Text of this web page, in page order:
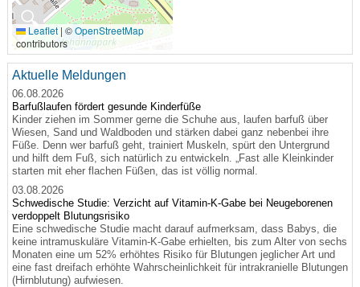
🔍
Leaflet | ©OpenStreetMap
contributors
Aktuelle Meldungen
06.08.2026
Barfußlaufen fördert gesunde Kinderfüße
Kinder ziehen im Sommer gerne die Schuhe aus, laufen barfuß über
Wiesen, Sand und Waldboden und stärken dabei ganz nebenbei ihre
Füße. Denn wer barfuß geht, trainiert Muskeln, spürt den Untergrund
und hilft dem Fuß, sich natürlich zu entwickeln. „Fast alle Kleinkinder
starten mit eher flachen Füßen, das ist völlig normal.
03.08.2026
Schwedische Studie: Verzicht auf Vitamin-K-Gabe bei Neugeborenen
verdoppelt Blutungsrisiko
Eine schwedische Studie macht darauf aufmerksam, dass Babys, die
keine intramuskuläre Vitamin-K-Gabe erhielten, bis zum Alter von sechs
Monaten eine um 52% erhöhtes Risiko für Blutungen jeglicher Art und
eine fast dreifach erhöhte Wahrscheinlichkeit für intrakranielle Blutungen
(Hirnblutung) aufwiesen.